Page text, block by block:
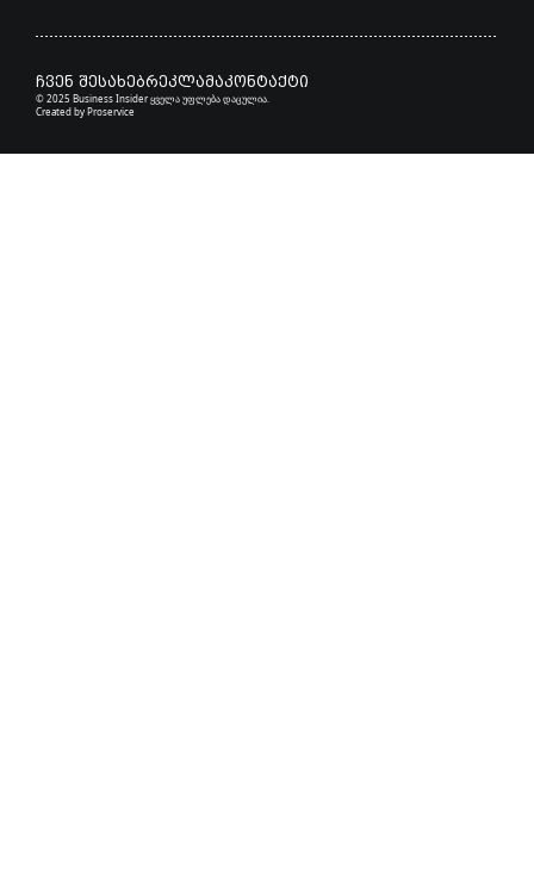
ჩვენ შესახებრეკლამაკონტაქტი
© 2025 Business Insider ყველა უფლება დაცულია.
Created byProservice